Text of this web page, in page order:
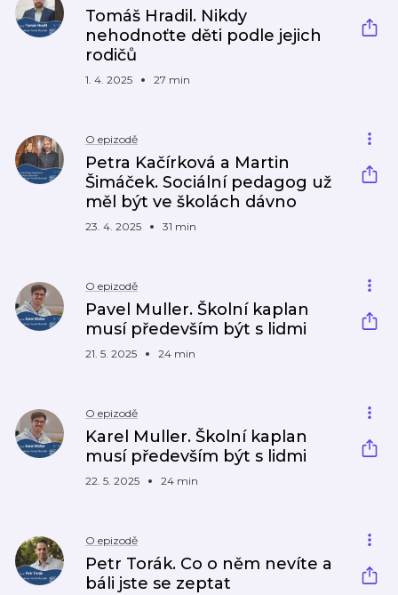
Tomáš Hradil. Nikdy
nehodnoťte děti podle jejich
rodičů
1. 4. 2025 27 min
O epizodě
Petra Kačírková a Martin
Šimáček. Sociální pedagog už
měl být ve školách dávno
23. 4. 2025 31 min
O epizodě
Pavel Muller. Školní kaplan
musí především být s lidmi
21. 5. 2025 24 min
O epizodě
Karel Muller. Školní kaplan
musí především být s lidmi
22. 5. 2025 24 min
O epizodě
Petr Torák. Co o něm nevíte a
báli jste se zeptat